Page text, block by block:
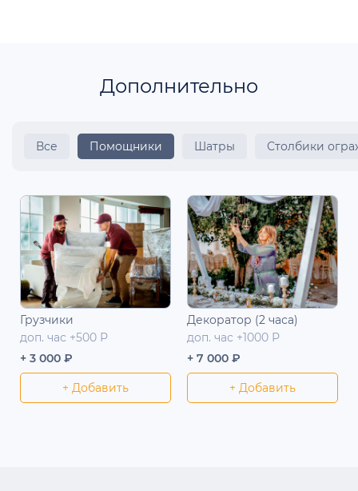
Дополнительно
Все Помощники Шатры Столбики
Грузчики
доп. час +500 Р
+ 3 000 ₽
+ Добавить
Декоратор (2 часа)
доп. час +1000 Р
+ 7 000 ₽
+ Добавить